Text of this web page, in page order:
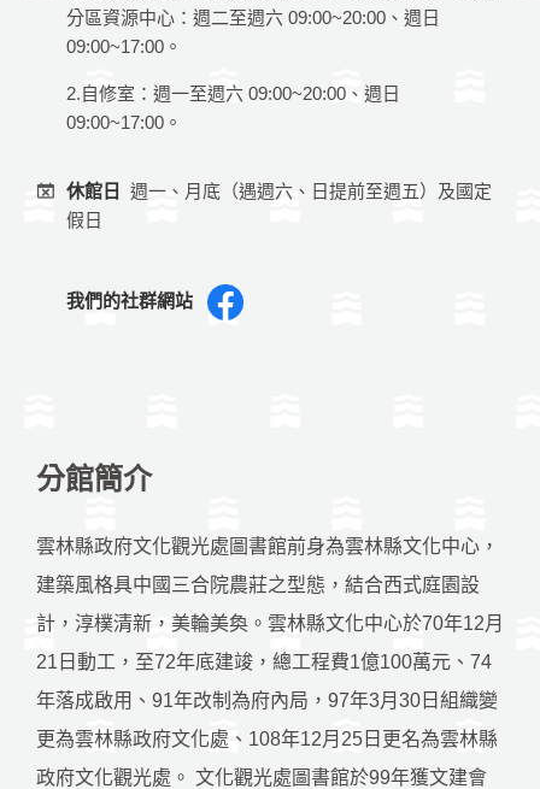
分區資源中心：週二至週六 09:00~20:00、週日
09:00~17:00。
2.自修室：週一至週六 09:00~20:00、週日
09:00~17:00。
休館日
週一、月底（遇週六、日提前至週五）及國定
假日
我們的社群網站
分館簡介
雲林縣政府文化觀光處圖書館前身為雲林縣文化中心，
建築風格具中國三合院農莊之型態，結合西式庭園設
計，淳樸清新，美輪美奐。雲林縣文化中心於70年12月
21日動工，至72年底建竣，總工程費1億100萬元、74
年落成啟用、91年改制為府內局，97年3月30日組織變
更為雲林縣政府文化處、108年12月25日更名為雲林縣
政府文化觀光處。 文化觀光處圖書館於99年獲文建會